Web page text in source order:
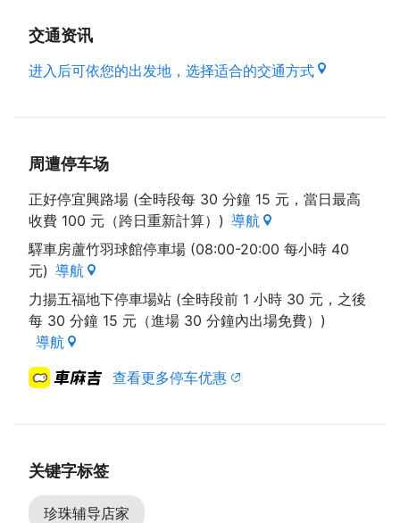
店内设有独立烘豆室，使用日本进口烘焙机，主打阿拉
墙面与橱架上陈列各式手冲器具与咖啡杯，提供宾客选
购居家冲煮器材，并可谘询冲泡技巧，让咖啡融入日常
生活，展现生活美学。
餐饮内容多元，包含庄园手冲咖啡、义式咖啡特调、草
本茶饮，以及手工乳酪蛋糕、手工饼干与轻食套餐，价
格亲民、风味独特，提供丰富选择。
店内亦贩售咖啡豆与滤挂式咖啡包，并於节庆推出礼盒
组合，适合作为送礼或自用。
店旁设有专属停车场，机车与汽车皆可便利停放，邻近
南山路路边亦容易找到车位。
交通资讯
进入后可依您的出发地，选择适合的交通方式
周遭停车场
正好停宜興路場 (全時段每 30 分鐘 15 元，當日最高
收費 100 元（跨日重新計算）) 導航
驛車房蘆竹羽球館停車場 (08:00-20:00 每小時 40
元) 導航
力揚五福地下停車場站 (全時段前 1 小時 30 元，之後
每 30 分鐘 15 元（進場 30 分鐘內出場免費）)
導航
查看更多停车优惠
关键字标签
珍珠辅导店家